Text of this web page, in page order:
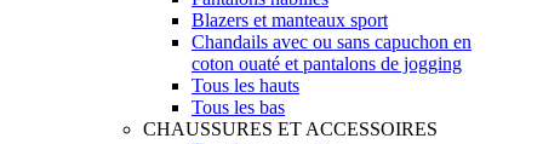
Blazers et manteaux sport
Chandails avec ou sans capuchon en
coton ouaté et pantalons de jogging
Tous les hauts
Tous les bas
CHAUSSURES ET ACCESSOIRES